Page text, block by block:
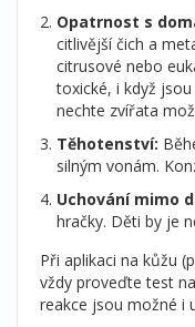
Opatrnost s
citlivější čich a
citrusové nebo
toxické, i když
nechte zvířata
Těhotenství:
silným vonám.
Uchování mimo
hračky. Děti by je
Při aplikaci na kůžu
vždy proveďte test
reakce jsou možné i